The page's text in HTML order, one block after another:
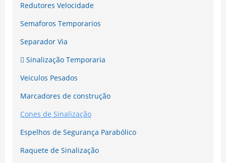
Redutores Velocidade
Semaforos Temporarios
Separador Via
Sinalização Temporaria
Veiculos Pesados
Marcadores de construção
Cones de Sinalização
Espelhos de Segurança Parabólico
Raquete de Sinalização